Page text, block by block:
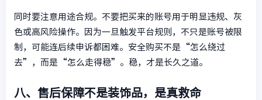
同时要注意用途合规。不要把买来的账号用于明显违规、灰
色或高风险操作。因为一旦触发平台规则，不只是账号被限
制，可能连后续申诉都困难。安全购买不是“怎么绕过
去”，而是“怎么走得稳”。稳，才是长久之道。
八、售后保障不是装饰品，是真救命